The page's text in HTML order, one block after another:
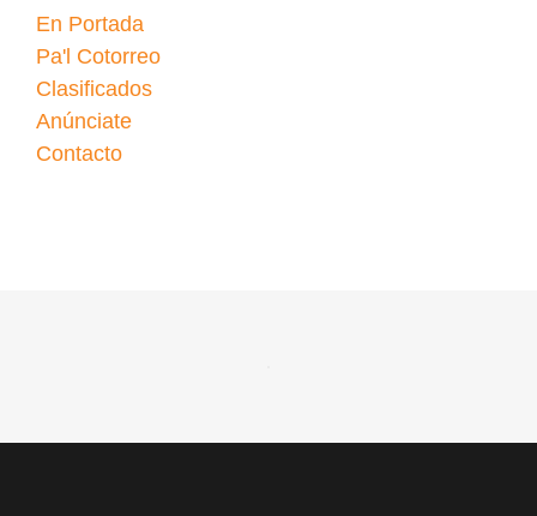
En Portada
Pa'l Cotorreo
Clasificados
Anúnciate
Contacto